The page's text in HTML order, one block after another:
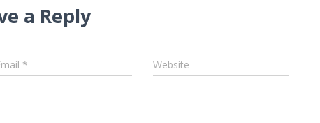
a Reply
* Website